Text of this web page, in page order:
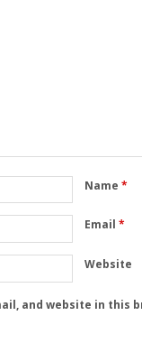
Name *
Email *
Website
and website in this